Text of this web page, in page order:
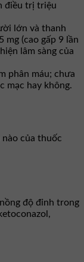
điều trị triệu
lớn và thanh
mg (cao gấp 9 lần
lâm sàng của
phân máu; chưa
mạc hay không.
nào của thuốc
độ đỉnh trong